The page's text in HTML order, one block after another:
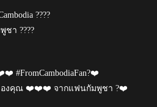
????
ชา ????
#FromCambodiaFan?❤️
งคุณ ❤️❤️❤️ จากแฟนกัมพูชา ?❤️